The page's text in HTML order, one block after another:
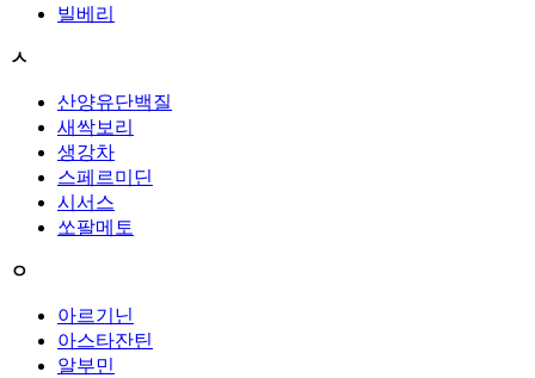
빌베리
ㅅ
산양유단백질
새싹보리
생강차
스페르미딘
시서스
쏘팔메토
ㅇ
아르기닌
아스타잔틴
알부민